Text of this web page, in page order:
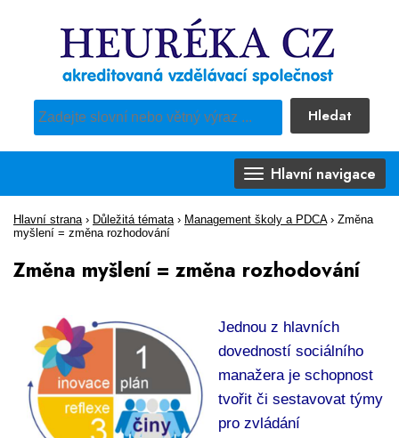
Hledat
Pro vyhledávání obsahu webu použijte předdefinovaný výběr
Hlavní navigace
Hlavní strana › Důležitá témata › Management školy a PDCA › Změna
myšlení = změna rozhodování
Změna myšlení = změna rozhodování
Jednou z hlavních
dovedností sociálního
manažera je schopnost
tvořit či sestavovat týmy
pro zvládání